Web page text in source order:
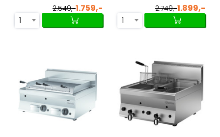
2.549,-1.759,-
1
2.749,-1.899,-
1